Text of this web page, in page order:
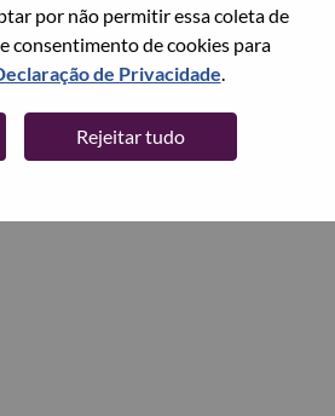
por não permitir essa coleta de
consentimento de cookies para
de Privacidade
Rejeitar tudo